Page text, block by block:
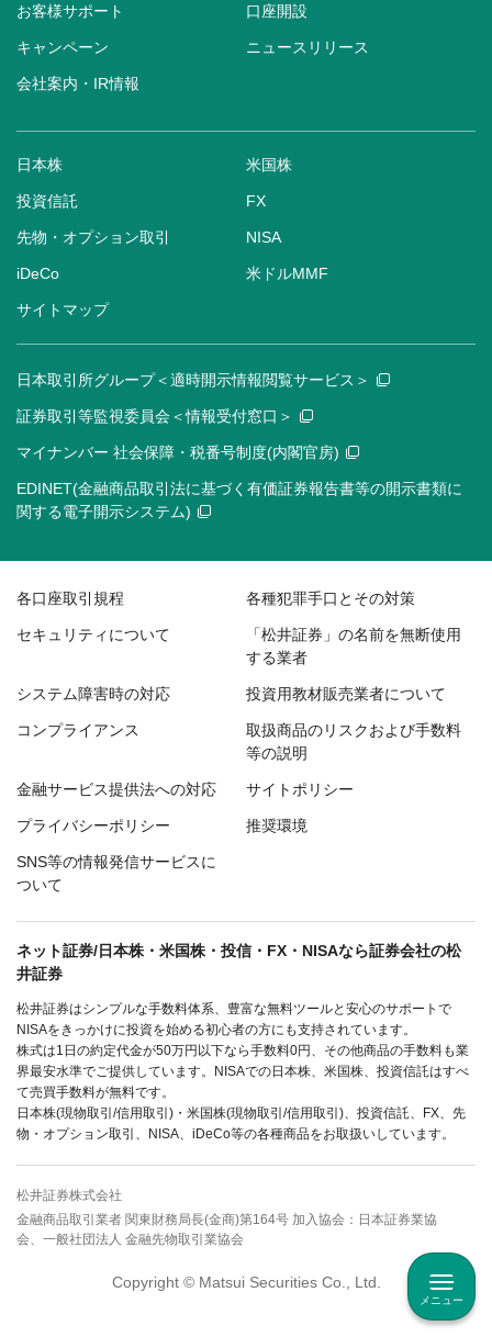
メニュー
お客様サポート 口座開設
キャンペーン ニュースリリース
会社案内・IR情報
日本株 米国株
投資信託 FX
先物・オプション取引 NISA
iDeCo 米ドルMMF
サイトマップ
日本取引所グループ＜適時開示情報閲覧サービス＞
証券取引等監視委員会＜情報受付窓口＞
マイナンバー 社会保障・税番号制度(内閣官房)
EDINET(金融商品取引法に基づく有価証券報告書等の開示書類に
関する電子開示システム)
各口座取引規程 各種犯罪手口とその対策
セキュリティについて
「松井証券」の名前を無断使用
する業者
システム障害時の対応 投資用教材販売業者について
コンプライアンス
取扱商品のリスクおよび手数料
等の説明
金融サービス提供法への対応 サイトポリシー
プライバシーポリシー 推奨環境
SNS等の情報発信サービスに
ついて
ネット証券/日本株・米国株・投信・FX・NISAなら証券会社の松
井証券
松井証券はシンプルな手数料体系、豊富な無料ツールと安心のサポートで
NISAをきっかけに投資を始める初心者の方にも支持されています。
株式は1日の約定代金が50万円以下なら手数料0円、その他商品の手数料も業
界最安水準でご提供しています。NISAでの日本株、米国株、投資信託はすべ
て売買手数料が無料です。
日本株(現物取引/信用取引)・米国株(現物取引/信用取引)、投資信託、FX、先
物・オプション取引、NISA、iDeCo等の各種商品をお取扱いしています。
松井証券株式会社
金融商品取引業者 関東財務局長(金商)第164号 加入協会：日本証券業協
会、一般社団法人 金融先物取引業協会
Copyright © Matsui Securities Co., Ltd.